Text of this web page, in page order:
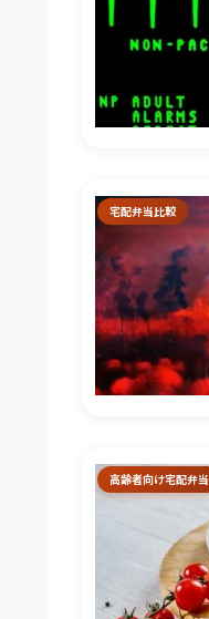
宅配弁当比較
高齢者向け宅配弁当